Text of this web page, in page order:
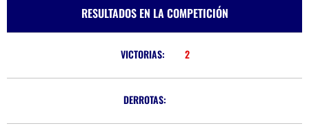
RESULTADOS EN LA COMPETICIÓN
VICTORIAS: 2
DERROTAS: